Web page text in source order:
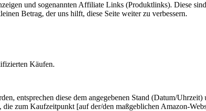
und sogenannten Affiliate Links (Produktlinks). Diese
Betrag, der uns hilft, diese Seite weiter zu verbessern.
Käufen.
entsprechen diese dem angegebenen Stand (Datum/
zum Kaufzeitpunkt [auf der/den maßgeblichen Amazon-